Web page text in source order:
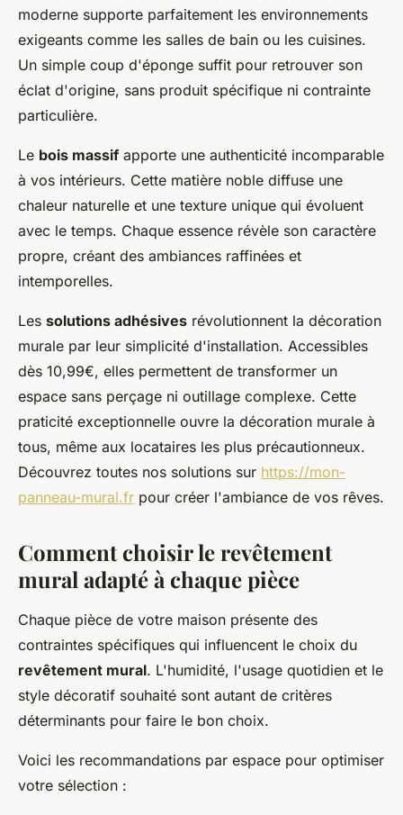
moderne supporte parfaitement les environnements
exigeants comme les salles de bain ou les cuisines.
Un simple coup d'éponge suffit pour retrouver son
éclat d'origine, sans produit spécifique ni contrainte
particulière.
Le bois massif apporte une authenticité incomparable
à vos intérieurs. Cette matière noble diffuse une
chaleur naturelle et une texture unique qui évoluent
avec le temps. Chaque essence révèle son caractère
propre, créant des ambiances raffinées et
intemporelles.
Les solutions adhésives révolutionnent la décoration
murale par leur simplicité d'installation. Accessibles
dès 10,99€, elles permettent de transformer un
espace sans perçage ni outillage complexe. Cette
praticité exceptionnelle ouvre la décoration murale à
tous, même aux locataires les plus précautionneux.
Découvrez toutes nos solutions sur https://mon-
panneau-mural.fr pour créer l'ambiance de vos rêves.
Comment choisir le revêtement
mural adapté à chaque pièce
Chaque pièce de votre maison présente des
contraintes spécifiques qui influencent le choix du
revêtement mural. L'humidité, l'usage quotidien et le
style décoratif souhaité sont autant de critères
déterminants pour faire le bon choix.
Voici les recommandations par espace pour optimiser
votre sélection :